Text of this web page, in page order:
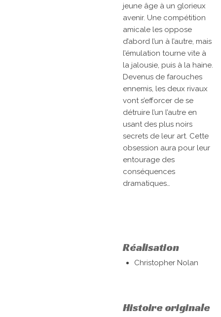
jeune âge à un glorieux
avenir. Une compétition
amicale les oppose
d’abord l’un à l’autre, mais
l’émulation tourne vite à
la jalousie, puis à la haine.
Devenus de farouches
ennemis, les deux rivaux
vont s’efforcer de se
détruire l’un l’autre en
usant des plus noirs
secrets de leur art. Cette
obsession aura pour leur
entourage des
conséquences
dramatiques…
Réalisation
Christopher Nolan
Histoire originale